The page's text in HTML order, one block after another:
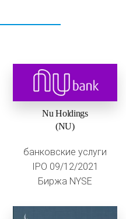
Nu Holdings
(NU)
банковские услуги
IPO 09/12/2021
Биржа NYSE